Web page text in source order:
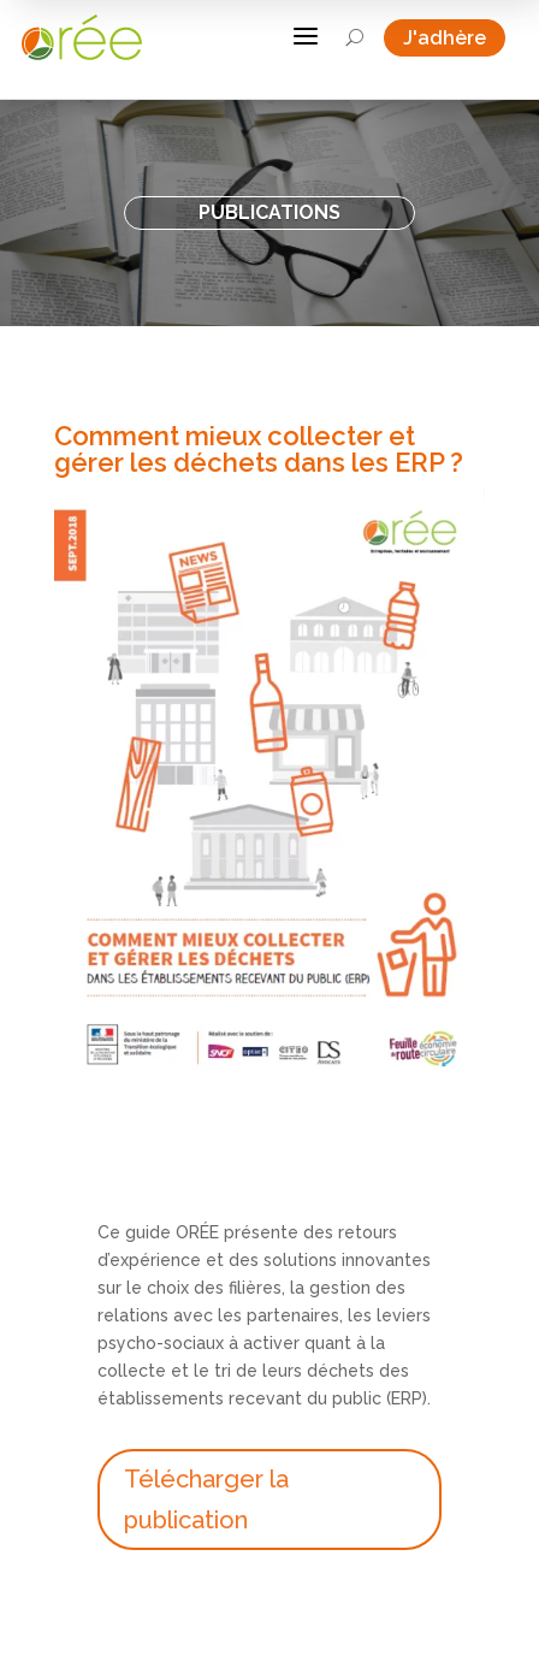
a U J'adhère
PUBLICATIONS
Comment mieux collecter et
gérer les déchets dans les ERP ?
Ce guide ORÉE présente des retours
d’expérience et des solutions innovantes
sur le choix des filières, la gestion des
relations avec les partenaires, les leviers
psycho-sociaux à activer quant à la
collecte et le tri de leurs déchets des
établissements recevant du public (ERP).
Télécharger la
publication